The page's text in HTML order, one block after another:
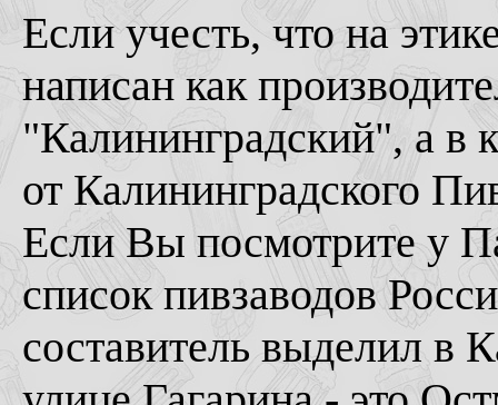
Если учесть, что на
написан как
"Калининградский", а в
от Калининградского
Если Вы посмотрите у
список пивзаводов
составитель выделил в